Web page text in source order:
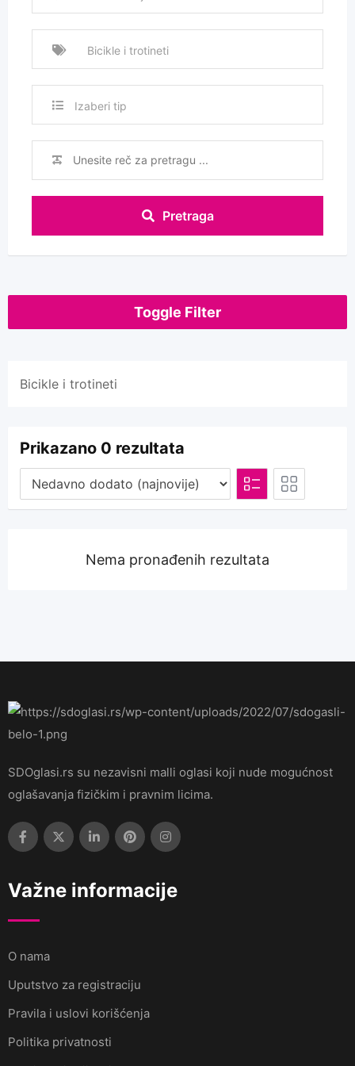
Izaberi tip
Pretraga
Toggle Filter
Bicikle i trotineti
Prikazano 0 rezultata
Nema pronađenih rezultata
SDOglasi.rs su nezavisni malli oglasi koji nude mogućnost
oglašavanja fizičkim i pravnim licima.
Važne informacije
O nama
Uputstvo za registraciju
Pravila i uslovi korišćenja
Politika privatnosti